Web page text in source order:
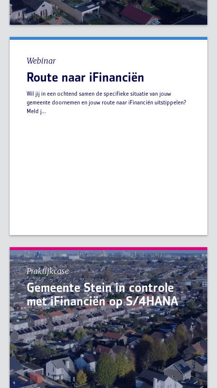
Webinar
Route naar iFinanciën
Wil jij in een ochtend samen de specifieke situatie van jouw
gemeente doornemen en jouw route naar iFinanciën uitstippelen?
Meld j...
Praktijkcase
Gemeente Stein in controle
met iFinanciën op S/4HANA